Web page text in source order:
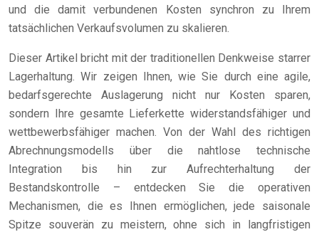
und die damit verbundenen Kosten synchron zu Ihrem
tatsächlichen Verkaufsvolumen zu skalieren.
Dieser Artikel bricht mit der traditionellen Denkweise starrer
Lagerhaltung. Wir zeigen Ihnen, wie Sie durch eine agile,
bedarfsgerechte Auslagerung nicht nur Kosten sparen,
sondern Ihre gesamte Lieferkette widerstandsfähiger und
wettbewerbsfähiger machen. Von der Wahl des richtigen
Abrechnungsmodells über die nahtlose technische
Integration bis hin zur Aufrechterhaltung der
Bestandskontrolle – entdecken Sie die operativen
Mechanismen, die es Ihnen ermöglichen, jede saisonale
Spitze souverän zu meistern, ohne sich in langfristigen